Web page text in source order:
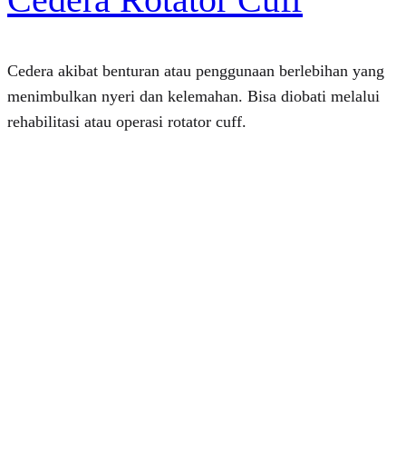
Cedera akibat benturan atau penggunaan berlebihan yang
menimbulkan nyeri dan kelemahan. Bisa diobati melalui
rehabilitasi atau operasi rotator cuff.